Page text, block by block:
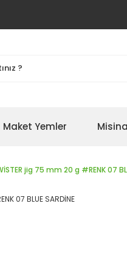
Maket Yemler
jig 75 mm 20 g #RENK 07